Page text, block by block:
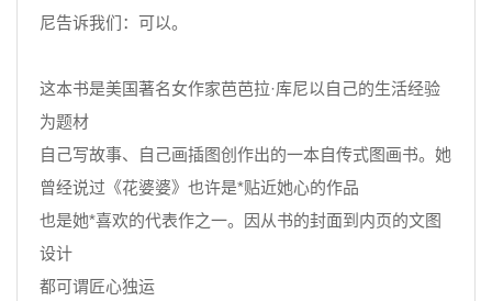
尼告诉我们：可以。
这本书是美国著名女作家芭芭拉·库尼以自己的生活经验
为题材
自己写故事、自己画插图创作出的一本自传式图画书。她
曾经说过《花婆婆》也许是*贴近她心的作品
也是她*喜欢的代表作之一。因从书的封面到内页的文图
设计
都可谓匠心独运